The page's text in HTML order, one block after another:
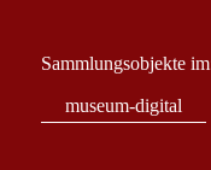
Sammlungsobjekte
museum-digital